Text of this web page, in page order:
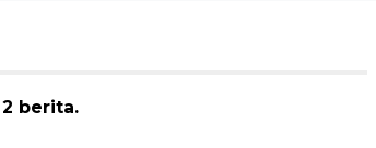
berita.